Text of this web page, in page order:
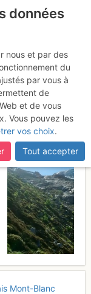
1er
Mont-Blanc
données
nous et par des
du
par vous à
de
et de vous
Vous pouvez les
vos choix.
Tout accepter